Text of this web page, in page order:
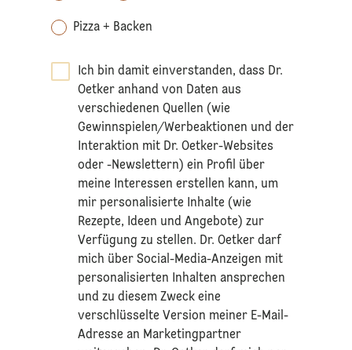
Pizza + Backen
Ich bin damit einverstanden, dass Dr.
Oetker anhand von Daten aus
verschiedenen Quellen (wie
Gewinnspielen/Werbeaktionen und der
Interaktion mit Dr. Oetker-Websites
oder -Newslettern) ein Profil über
meine Interessen erstellen kann, um
mir personalisierte Inhalte (wie
Rezepte, Ideen und Angebote) zur
Verfügung zu stellen. Dr. Oetker darf
mich über Social-Media-Anzeigen mit
personalisierten Inhalten ansprechen
und zu diesem Zweck eine
verschlüsselte Version meiner E-Mail-
Adresse an Marketingpartner